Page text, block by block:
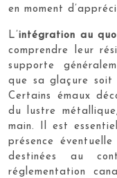
en moment
L’intégration au
comprendre leur
supporte
que sa glaçure soit
Certains émaux
du lustre
main. Il est
présence éventuelle
destinées au
réglementation